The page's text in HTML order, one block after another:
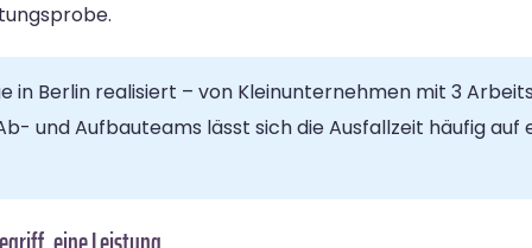
in Berlin realisiert – von Kleinunternehmen mit 3
und Aufbauteams lässt sich die Ausfallzeit häufig auf